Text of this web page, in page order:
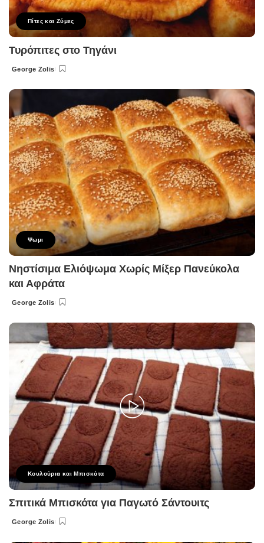
Πίτες και Ζύμες
Τυρόπιτες στο Τηγάνι
Posted
George Zolis
Ψωμι
Νηστίσιμα Ελιόψωμα Χωρίς Μίξερ Πανεύκολα
και Αφράτα
Posted
George Zolis
Κουλούρια και Μπισκότα
Σπιτικά Μπισκότα για Παγωτό Σάντουιτς
Posted
George Zolis